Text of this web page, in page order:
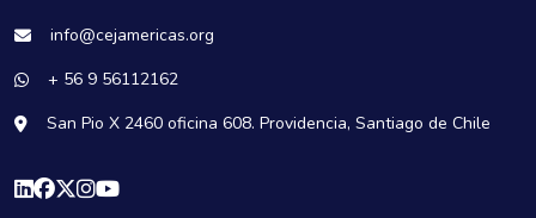
info@cejamericas.org
+ 56 9 56112162
San Pio X 2460 oficina 608. Providencia, Santiago de Chile